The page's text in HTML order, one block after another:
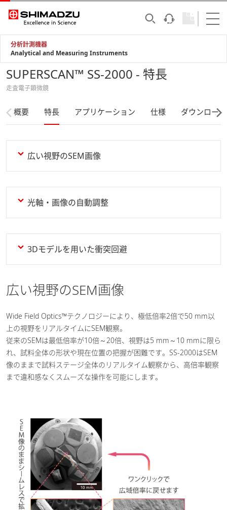
分析計測機器
Analytical and Measuring Instruments
SUPERSCAN™ SS-2000 - 特長
走査電子顕微鏡
概要 特長 アプリケーション 仕様 ダウンロード
広い視野のSEM画像
光軸・画像の自動調整
3Dモデルを用いた衝突回避
広い視野のSEM画像
Wide Field Optics™テクノロジーにより、極低倍率2倍で50 mm以
上の視野をリアルタイムにSEM観察。
従来のSEMは最低倍率が10倍～20倍、視野は5 mm～10 mmに限ら
れ、試料全体の形状や現在位置の把握が困難です。SS-2000はSEM
像のままで試料ステージ全体のリアルタイム観察から、高倍率観察
まで違和感なくスムーズな操作を可能にします。